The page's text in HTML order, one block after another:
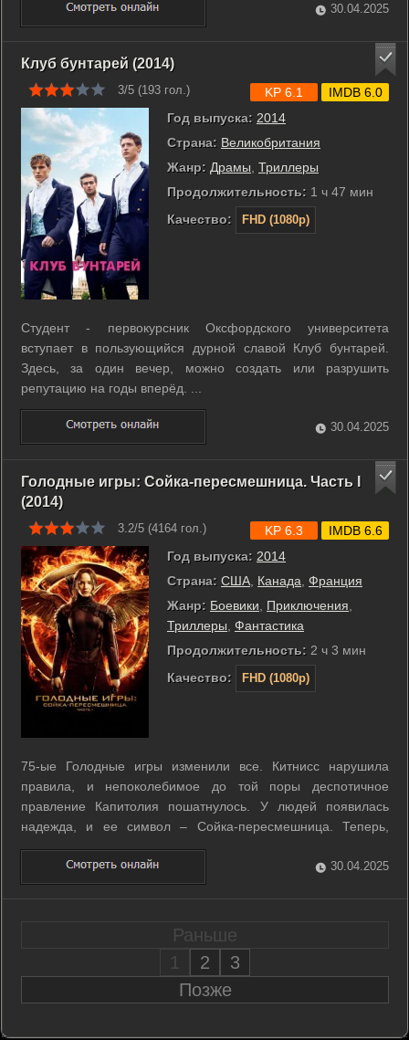
требовать законные бумаги, но добивается ровно обратного
- офицер и двое его подчинённых не ...
30.04.2025
Клуб бунтарей (2014)
3/5 (193 гол.)
Год выпуска: 2014
Страна: Великобритания
Жанр: Драмы, Триллеры
Продолжительность: 1 ч 47 мин
Качество:
FHD (1080p)
KP 6.1 IMDB 6.0
Студент - первокурсник Оксфордского университета
вступает в пользующийся дурной славой Клуб бунтарей.
Здесь, за один вечер, можно создать или разрушить
репутацию на годы вперёд. ...
30.04.2025
Голодные игры: Сойка-пересмешница. Часть I
(2014)
3.2/5 (4164 гол.)
Год выпуска: 2014
Страна: США Канада Франция
Жанр: Боевики Приключения
Триллеры Фантастика
Продолжительность: 2 ч 3 мин
Качество:
FHD (1080p)
KP 6.3 IMDB 6.6
75-ые Голодные игры изменили все. Китнисс нарушила
правила, и непоколебимое до той поры деспотичное
правление Капитолия пошатнулось. У людей появилась
надежда, и ее символ – Сойка-пересмешница. Теперь,
чтобы освободить захваченного в плен Пита и защитить
своих близких, Китнисс придется сражаться в настоящих
битвах и стать еще сильнее, чем на арене ...
30.04.2025
Раньше
1
2
3
Позже